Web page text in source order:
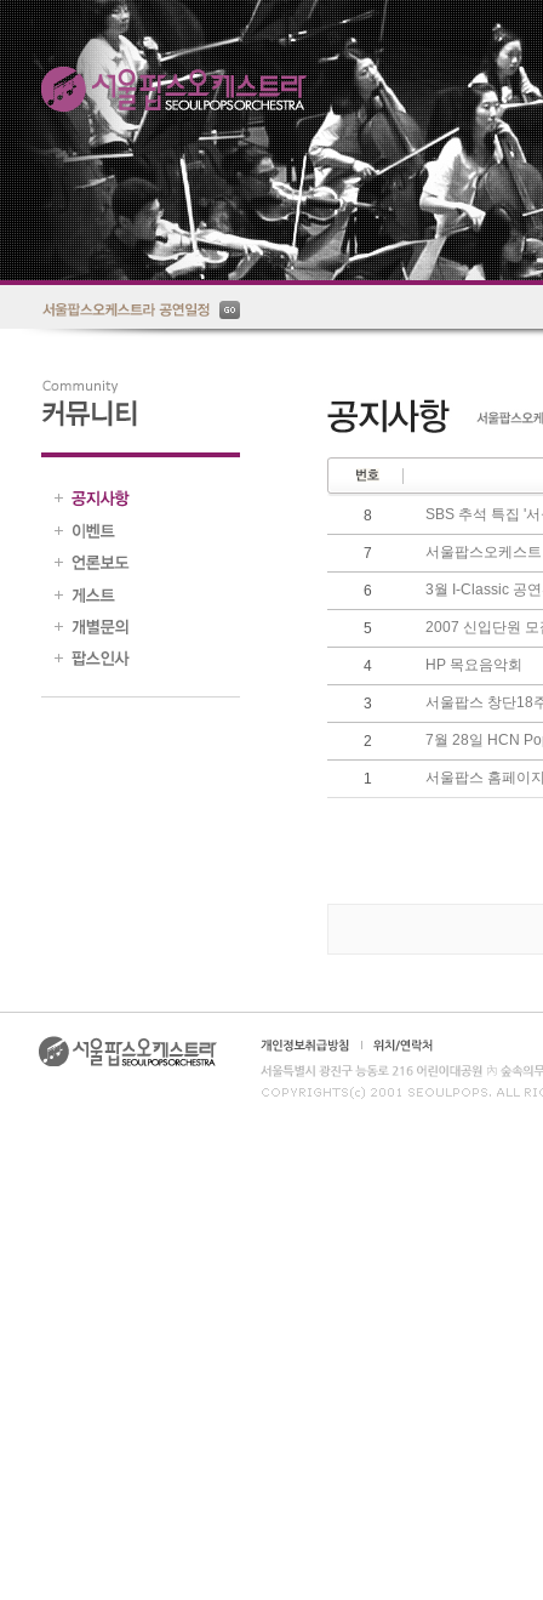
8 SBS 추석 특집 '
7 서울팝스오케스
6 3월 I-Classic 공
5 2007 신입단원 모
4 HP 목요음악회
3 서울팝스 창단18
2 7월 28일 HCN
1 서울팝스 홈페이